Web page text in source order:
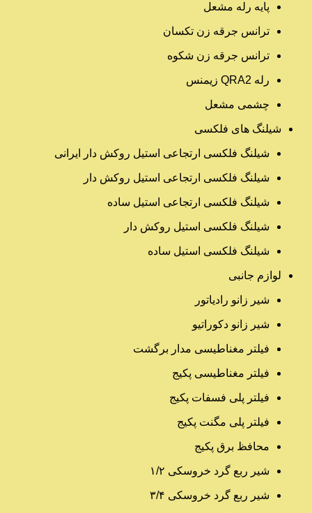
پایه رله مشعل
ترانس جرقه زن تکسان
ترانس جرقه زن شکوه
رله QRA2 زیمنس
چشمی مشعل
شیلنگ های فلکسی
شیلنگ فلکسی ارتجاعی استیل روکش دار ایرانی
شیلنگ فلکسی ارتجاعی استیل روکش دار
شیلنگ فلکسی ارتجاعی استیل ساده
شیلنگ فلکسی استیل روکش دار
شیلنگ فلکسی استیل ساده
لوازم جانبی
شیر زانو رادیاتور
شیر زانو دکوراتیو
فیلتر مغناطیسی مدار برگشت
فیلتر مغناطیسی پکیج
فیلتر پلی فسفات پکیج
فیلتر پلی مگنت پکیج
محافظ برق پکیج
شیر ربع گرد خروسکی ۱/۲
شیر ربع گرد خروسکی ۳/۴